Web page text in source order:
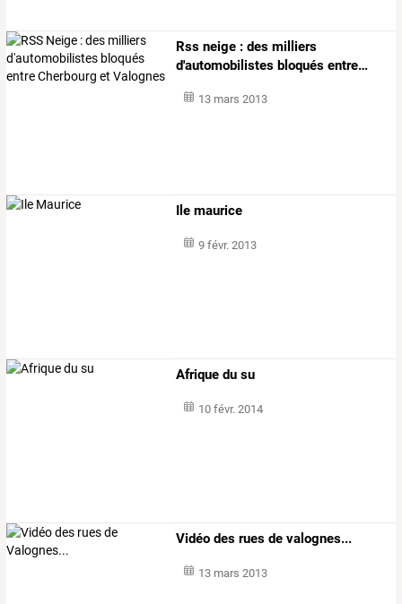
Rss neige : des milliers
d'automobilistes bloqués entre…
13 mars 2013
Ile maurice
9 févr. 2013
Afrique du su
10 févr. 2014
Vidéo des rues de valognes...
13 mars 2013